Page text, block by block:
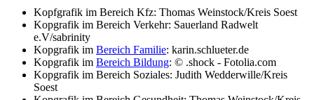
Kopfgrafik im Bereich Kfz: Thomas Weinstock/Kreis Soest
Kopgrafik im Bereich Verkehr: Sauerland Radwelt
e.V/sabrinity
Kopgrafik im Bereich Familie: karin.schlueter.de
Kopgrafik im Bereich Bildung: © .shock - Fotolia.com
Kopgrafik im Bereich Soziales: Judith Wedderwille/Kreis
Soest